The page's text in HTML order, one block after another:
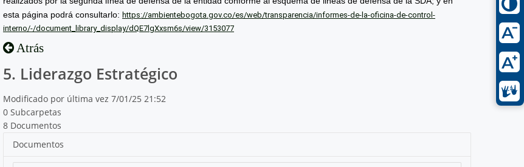
esta página podrá consultarlo: https://ambientebogota.gov.co/es/web/transparencia/informes-de-la-oficina-de-control-
interno/-/document_library_display/dQE7lgXxsm6s/view/3153077
Atrás
5. Liderazgo Estratégico
Modificado por última vez 7/01/25 21:52
0 Subcarpetas
8 Documentos
Documentos